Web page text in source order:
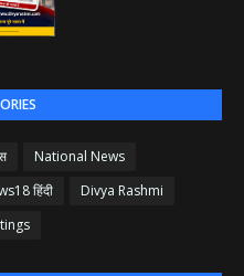
National News
हिंदी
Divya Rashmi